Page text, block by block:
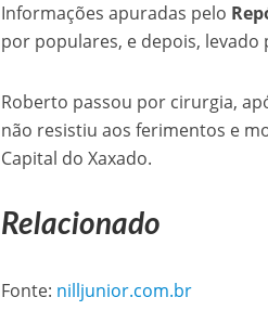
Informações apuradas pelo
por populares, e depois,
Roberto passou por cirurgia,
não resistiu aos ferimentos e
Capital do Xaxado.
Relacionado
Fonte: nilljunior.com.br